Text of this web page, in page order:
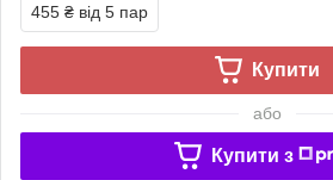
455 ₴ від 5 пар
Купити
або
Купити з